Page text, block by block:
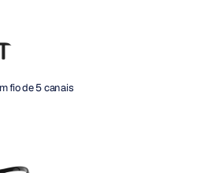
fio de 5 canais